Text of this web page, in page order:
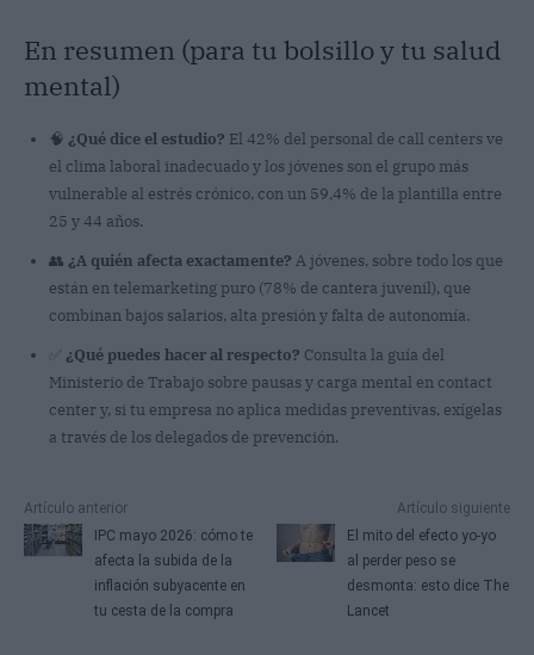
En resumen (para tu bolsillo y tu salud
mental)
🧠 ¿Qué dice el estudio? El 42% del personal de call centers ve
el clima laboral inadecuado y los jóvenes son el grupo más
vulnerable al estrés crónico, con un 59,4% de la plantilla entre
25 y 44 años.
👥 ¿A quién afecta exactamente? A jóvenes, sobre todo los que
están en telemarketing puro (78% de cantera juvenil), que
combinan bajos salarios, alta presión y falta de autonomía.
¿Qué puedes hacer al respecto? Consulta la guía del
Ministerio de Trabajo sobre pausas y carga mental en contact
center y, si tu empresa no aplica medidas preventivas, exígelas
a través de los delegados de prevención.
Artículo anterior
IPC mayo 2026: cómo te
afecta la subida de la
inflación subyacente en
tu cesta de la compra
Artículo siguiente
El mito del efecto yo-yo
al perder peso se
desmonta: esto dice The
Lancet